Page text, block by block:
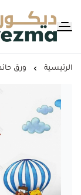
Decorezma
الرئيسية ورق